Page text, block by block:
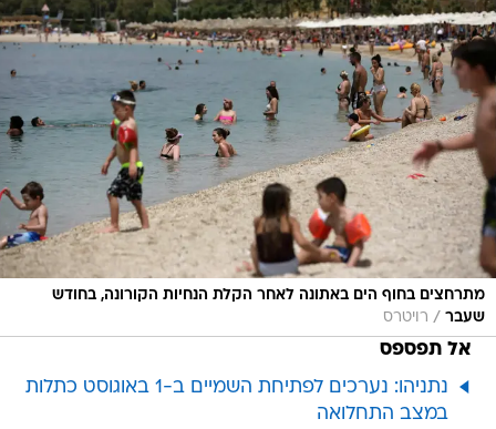
מתרחצים בחוף הים באתונה לאחר הקלת הנחיות הקורונה, בחודש
שעבר / רויטרס
אל תפספס
נתניהו: נערכים לפתיחת השמיים ב-1 באוגוסט כתלות
במצב התחלואה